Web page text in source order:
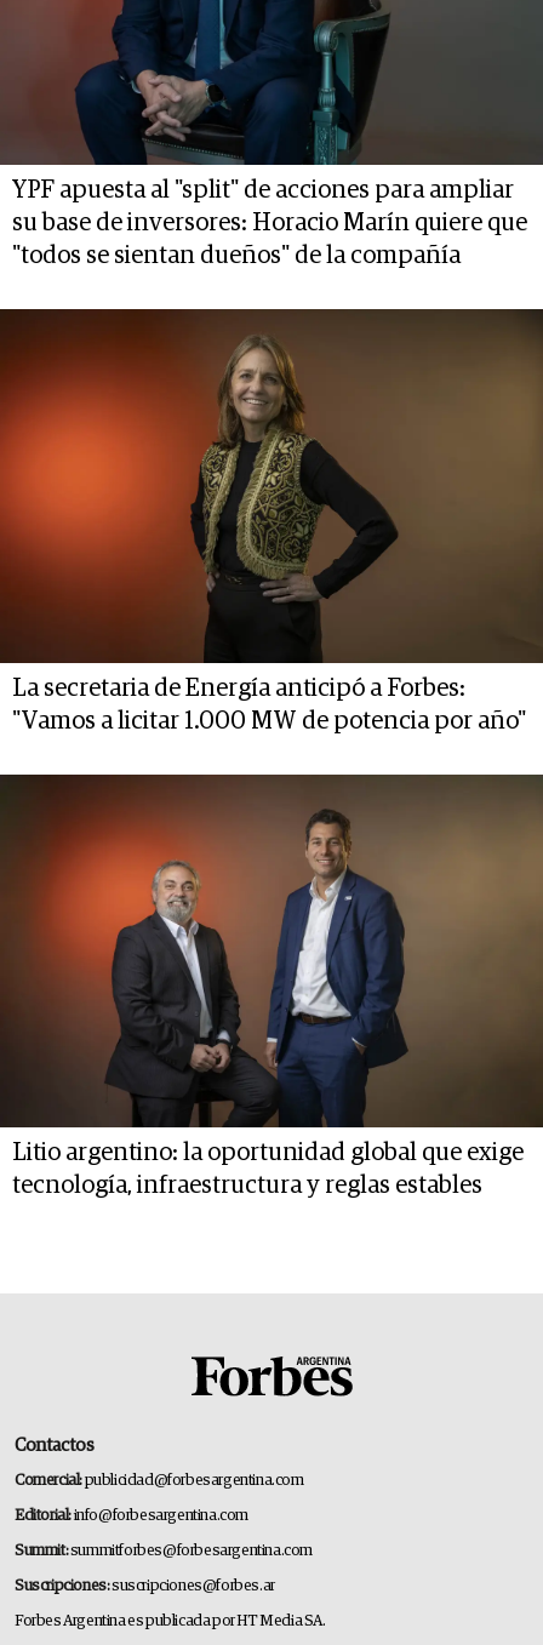
YPF apuesta al "split" de acciones para ampliar
su base de inversores: Horacio Marín quiere que
"todos se sientan dueños" de la compañía
La secretaria de Energía anticipó a Forbes:
"Vamos a licitar 1.000 MW de potencia por año"
Litio argentino: la oportunidad global que exige
tecnología, infraestructura y reglas estables
Contactos
Comercial:publicidad@forbesargentina.com
Editorial:info@forbesargentina.com
Summit:summitforbes@forbesargentina.com
Suscripciones:suscripciones@forbes.ar
Forbes Argentina es publicada por HT Media SA.